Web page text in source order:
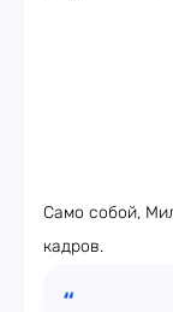
Само собой,
кадров.